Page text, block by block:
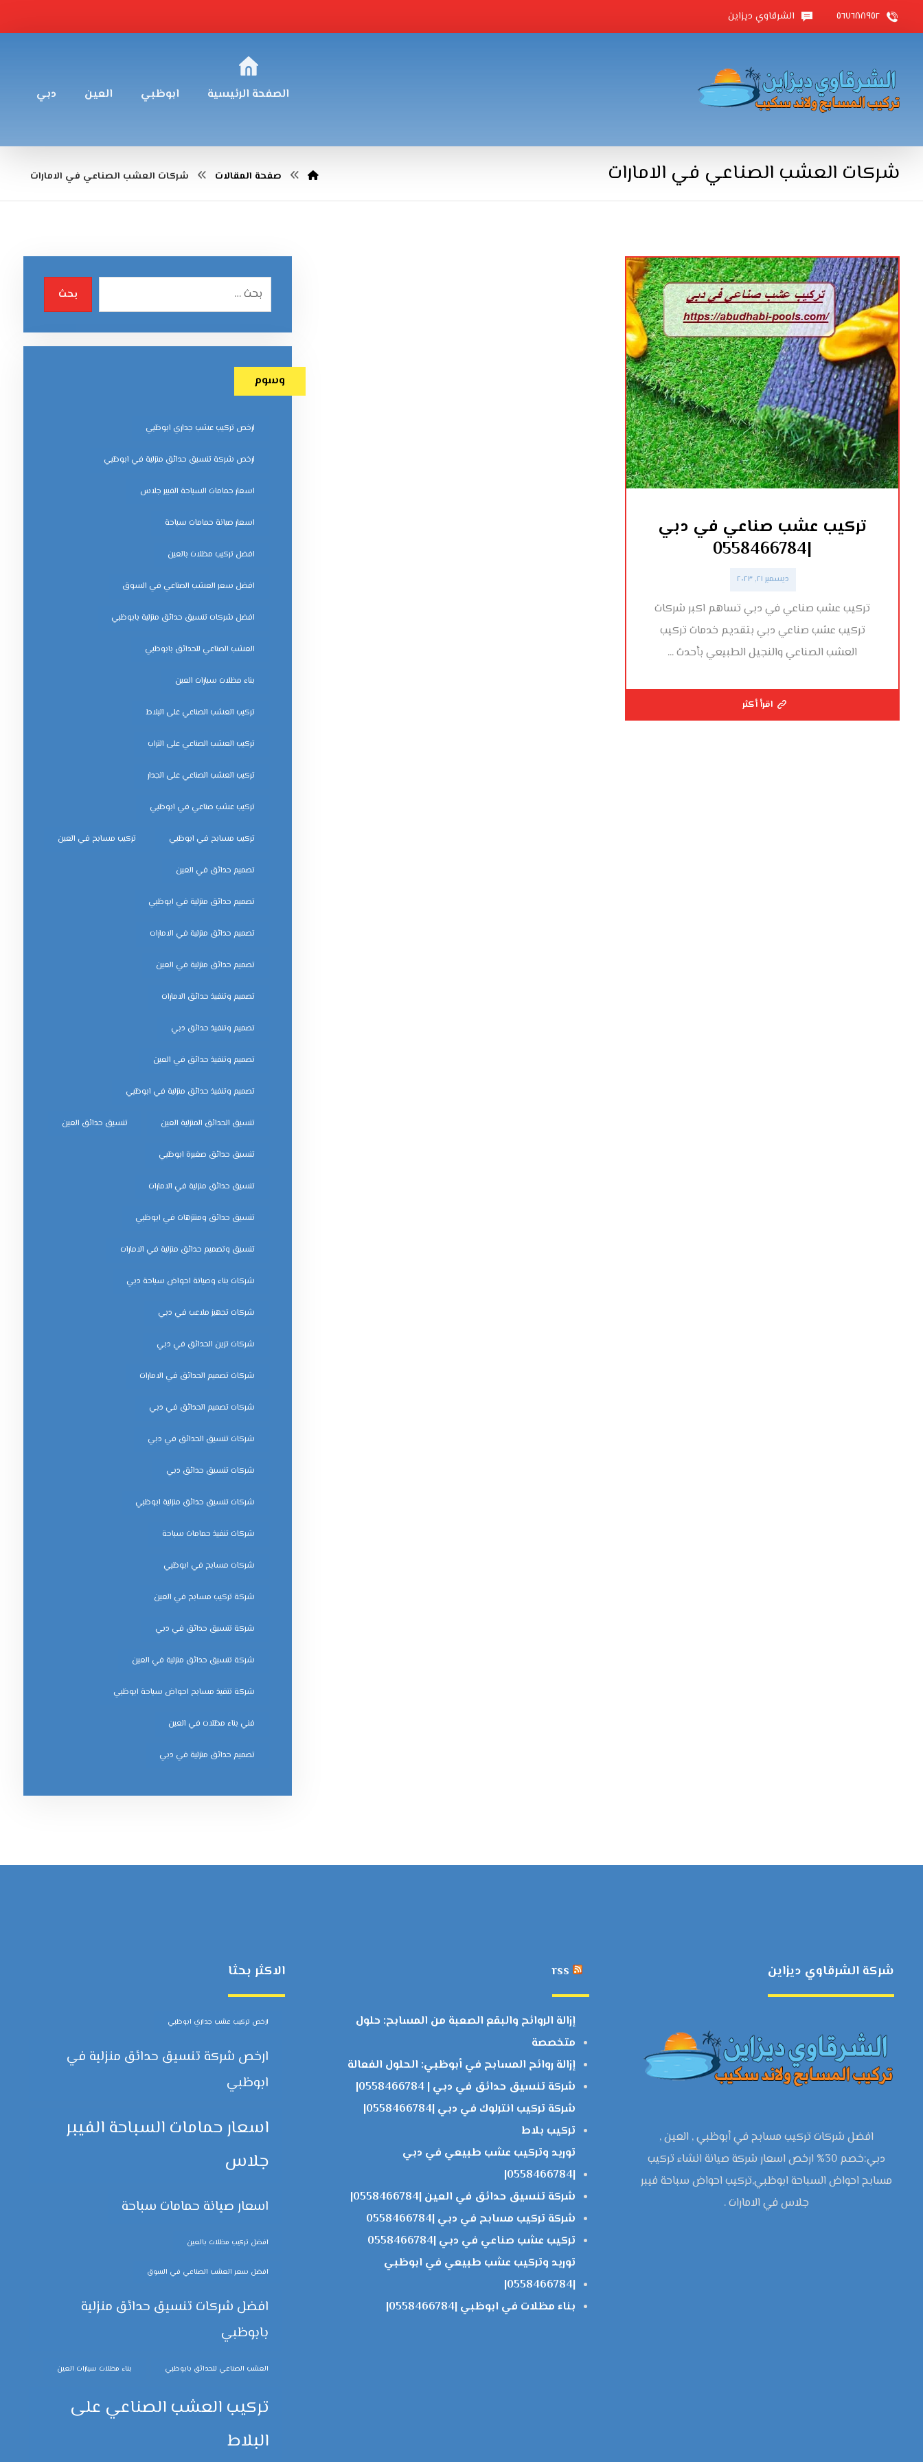
٥٦٧٦٨٨٩٥٢ الشرقاوي ديزاين
الصفحة الرئيسية ابوظبي العين دبي
شركات العشب الصناعي في الامارات صفحة المقالات شركات العشب الصناعي في الامارات
تركيب عشب صناعي في دبي
|0558466784
ديسمبر ٢١, ٢٠٢٣
تركيب عشب صناعي في دبي تساهم اكبر شركات
تركيب عشب صناعي دبي بتقديم خدمات تركيب
العشب الصناعي والنجيل الطبيعي بأحدث ...
اقرأ أكثر
بحث
وسوم
ارخص تركيب عشب جداري ابوظبي
ارخص شركة تنسيق حدائق منزلية في ابوظبي
اسعار حمامات السباحة الفيبر جلاس
اسعار صيانة حمامات سباحة
افضل تركيب مظلات بالعين
افضل سعر العشب الصناعي في السوق
افضل شركات تنسيق حدائق منزلية بابوظبي
العشب الصناعي للحدائق بابوظبي
بناء مظلات سيارات العين
تركيب العشب الصناعي على البلاط
تركيب العشب الصناعي على التراب
تركيب العشب الصناعي على الجدار
تركيب عشب صناعي في ابوظبي
تركيب مسابح في ابوظبي تركيب مسابح في العين
تصميم حدائق في العين
تصميم حدائق منزلية في ابوظبي
تصميم حدائق منزلية في الامارات
تصميم حدائق منزلية في العين
تصميم وتنفيذ حدائق الامارات
تصميم وتنفيذ حدائق دبي
تصميم وتنفيذ حدائق في العين
تصميم وتنفيذ حدائق منزلية في ابوظبي
تنسيق الحدائق المنزلية العين تنسيق حدائق العين
تنسيق حدائق صغيرة ابوظبي
تنسيق حدائق منزلية في الامارات
تنسيق حدائق ومنتزهات في ابوظبي
تنسيق وتصميم حدائق منزلية في الامارات
شركات بناء وصيانة احواض سباحة دبي
شركات تجهيز ملاعب في دبي
شركات تزين الحدائق في دبي
شركات تصميم الحدائق في الامارات
شركات تصميم الحدائق في دبي
شركات تنسيق الحدائق في دبي
شركات تنسيق حدائق دبي
شركات تنسيق حدائق منزلية ابوظبي
شركات تنفيذ حمامات سباحة
شركات مسابح في ابوظبي
شركة تركيب مسابح في العين
شركة تنسيق حدائق في دبي
شركة تنسيق حدائق منزلية في العين
شركة تنفيذ مسابح احواض سباحة ابوظبي
فني بناء مظلات في العين
‏تصميم حدائق منزلية في دبي
شركة الشرقاوي ديزاين
افضل شركات تركيب مسابح في أبوظبي , العين ,
دبي:خصم 30% ارخص اسعار شركة صيانة انشاء تركيب
مسابح احواض السباحة ابوظبي,تركيب احواض سباحة فيبر
جلاس في الامارات .
rss
إزالة الروائح والبقع الصعبة من المسابح: حلول
متخصصة
إزالة روائح المسابح في أبوظبي: الحلول الفعالة
شركة تنسيق حدائق في دبي | 0558466784|
شركة تركيب انترلوك في دبي |0558466784|
تركيب بلاط
توريد وتركيب عشب طبيعي في دبي
|0558466784|
شركة تنسيق حدائق في العين |0558466784|
شركة تركيب مسابح في دبي |0558466784
تركيب عشب صناعي في دبي |0558466784
توريد وتركيب عشب طبيعي في ابوظبي
|0558466784|
بناء مظلات في ابوظبي |0558466784|
الاكثر بحثا
ارخص تركيب عشب جداري ابوظبي
ارخص شركة تنسيق حدائق منزلية في
ابوظبي
اسعار حمامات السباحة الفيبر
جلاس
اسعار صيانة حمامات سباحة
افضل تركيب مظلات بالعين
افضل سعر العشب الصناعي في السوق
افضل شركات تنسيق حدائق منزلية
بابوظبي
العشب الصناعي للحدائق بابوظبي بناء مظلات سيارات العين
تركيب العشب الصناعي على
البلاط